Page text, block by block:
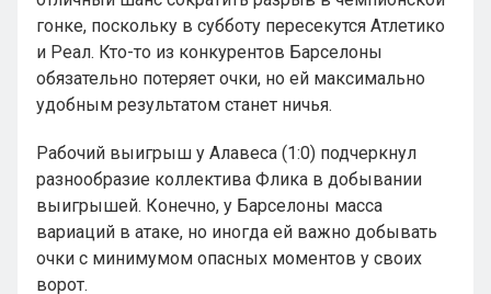
гонке, поскольку в субботу пересекутся Атлетико
и Реал. Кто-то из конкурентов Барселоны
обязательно потеряет очки, но ей максимально
удобным результатом станет ничья.
Рабочий выигрыш у Алавеса (1:0) подчеркнул
разнообразие коллектива Флика в добывании
выигрышей. Конечно, у Барселоны масса
вариаций в атаке, но иногда ей важно добывать
очки с минимумом опасных моментов у своих
ворот.